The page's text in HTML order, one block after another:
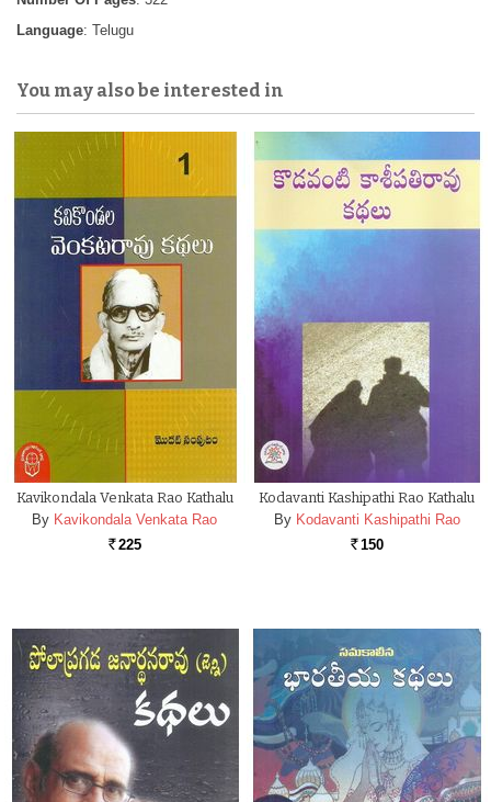
Language: Telugu
You may also be interested in
Kavikondala Venkata Rao Kathalu
By Kavikondala Venkata Rao
Rs. 225
Kodavanti Kashipathi Rao Kathalu
By Kodavanti Kashipathi Rao
Rs. 150